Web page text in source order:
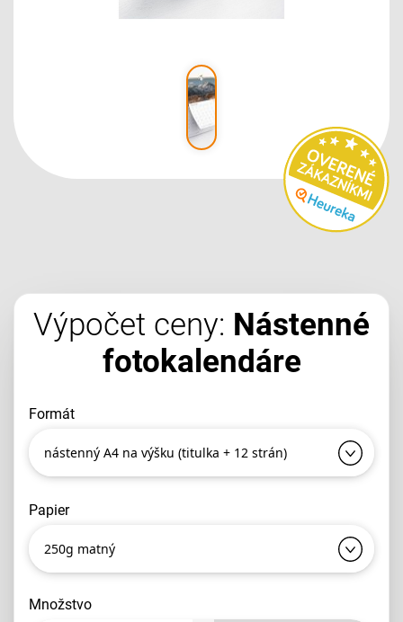
Výpočet ceny: Nástenné
fotokalendáre
formát
nástenný A4 na výšku (titulka + 12 strán)
papier
250g matný
množstvo